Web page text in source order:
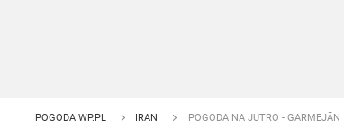
POGODA WP.PL IRAN POGODA NA JUTRO - GARMEJĀN